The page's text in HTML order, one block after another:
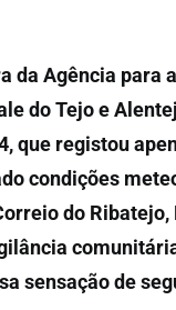
da Agência para
do Tejo e
que registou
condições
do
sensação de